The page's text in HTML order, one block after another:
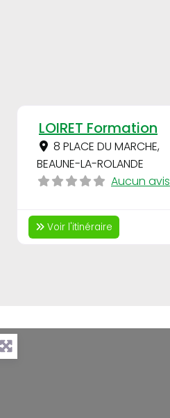
LOIRET Formation
8 PLACE DU MARCHE,
BEAUNE-LA-ROLANDE
Aucun avis
Voir l'itinéraire